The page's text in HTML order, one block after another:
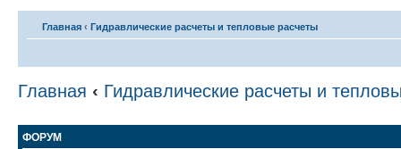
Главная ‹ Гидравлические расчеты и тепловые расчеты
Главная ‹ Гидравлические расчеты и
ФОРУМ